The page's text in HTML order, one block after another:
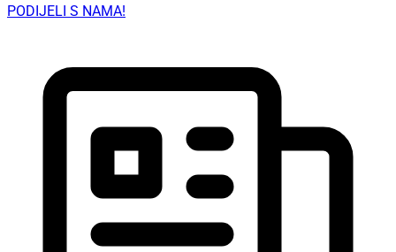
PODIJELI S NAMA!